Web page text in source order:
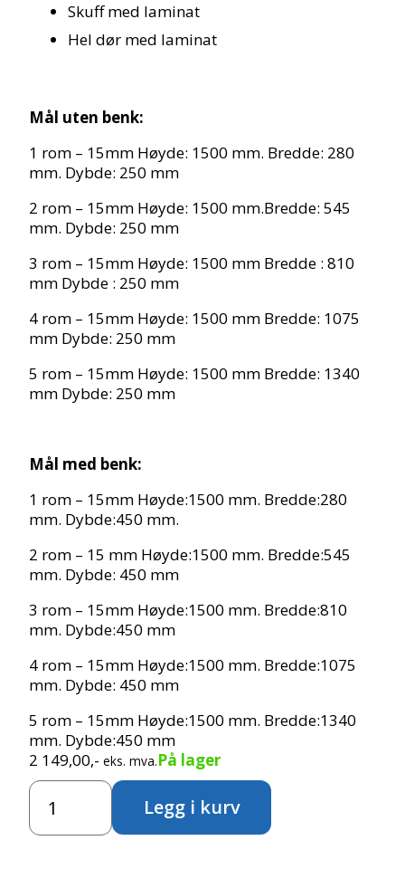
Skuff med laminat
Hel dør med laminat
Mål uten benk:
1 rom – 15mm Høyde: 1500 mm. Bredde: 280
mm. Dybde: 250 mm
2 rom – 15mm Høyde: 1500 mm.Bredde: 545
mm. Dybde: 250 mm
3 rom – 15mm Høyde: 1500 mm Bredde : 810
mm Dybde : 250 mm
4 rom – 15mm Høyde: 1500 mm Bredde: 1075
mm Dybde: 250 mm
5 rom – 15mm Høyde: 1500 mm Bredde: 1340
mm Dybde: 250 mm
Mål med benk:
1 rom – 15mm Høyde:1500 mm. Bredde:280
mm. Dybde:450 mm.
2 rom – 15 mm Høyde:1500 mm. Bredde:545
mm. Dybde: 450 mm
3 rom – 15mm Høyde:1500 mm. Bredde:810
mm. Dybde:450 mm
4 rom – 15mm Høyde:1500 mm. Bredde:1075
mm. Dybde: 450 mm
5 rom – 15mm Høyde:1500 mm. Bredde:1340
mm. Dybde:450 mm
2 149,00,- eks. mva.På lager
Tralle
garderobe
antall
Legg i kurv